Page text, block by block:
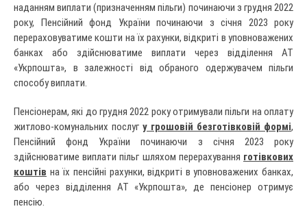
наданням виплати (призначенням пільги) починаючи з грудня 2022
року, Пенсійний фонд України починаючи з січня 2023 року
перераховуватиме кошти на їх рахунки, відкриті в уповноважених
банках або здійснюватиме виплати через відділення АТ
«Укрпошта», в залежності від обраного одержувачем пільги
способу виплати.
Пенсіонерам, які до грудня 2022 року отримували пільги на оплату
житлово-комунальних послуг у грошовій безготівковій формі,
Пенсійний фонд України починаючи з січня 2023 року
здійснюватиме виплати пільг шляхом перерахування готівкових
коштів на їх пенсійні рахунки, відкриті в уповноважених банках,
або через відділення АТ «Укрпошта», де пенсіонер отримує
пенсію.